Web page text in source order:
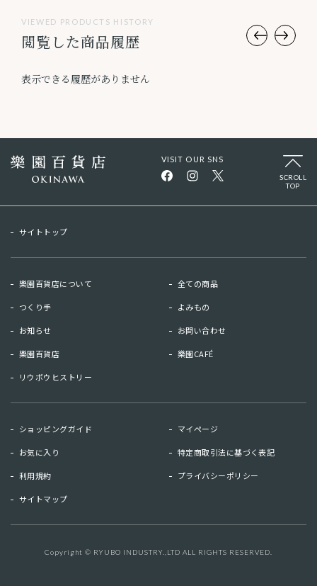
樂園CAFE
VIEWED PRODUCTS HISTORY
閲覧した商品履歴
表示できる履歴がありません
VISIT OUR SNS
SCROLL
TOP
サイトトップ
樂園百貨店について 全ての商品
つくり手 よみもの
お知らせ お問い合わせ
樂園百貨店 樂園CAFÉ
リウボウヒストリー
ショッピングガイド マイページ
お気に入り 特定商取引法に基づく表記
利用規約 プライバシーポリシー
サイトマップ
Copyright © RYUBO INDUSTRY.,LTD ALL RIGHTS RESERVED.